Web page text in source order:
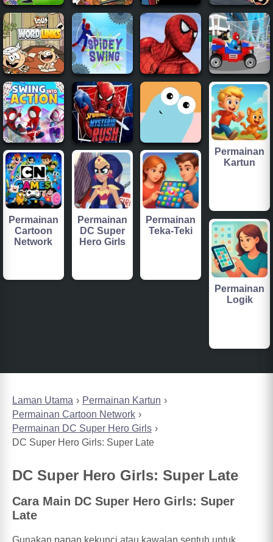
Laman Utama
Permainan Kartun
Permainan Cartoon Network
Permainan DC Super Hero Girls
DC Super Hero Girls: Super Late
DC Super Hero Girls: Super Late
Cara Main DC Super Hero Girls: Super
Late
Gunakan papan kekunci atau kawalan sentuh untuk
Permainan
Kartun
Permainan
Cartoon
Network
Permainan
DC Super
Hero Girls
Permainan
Teka-Teki
Permainan
Logik